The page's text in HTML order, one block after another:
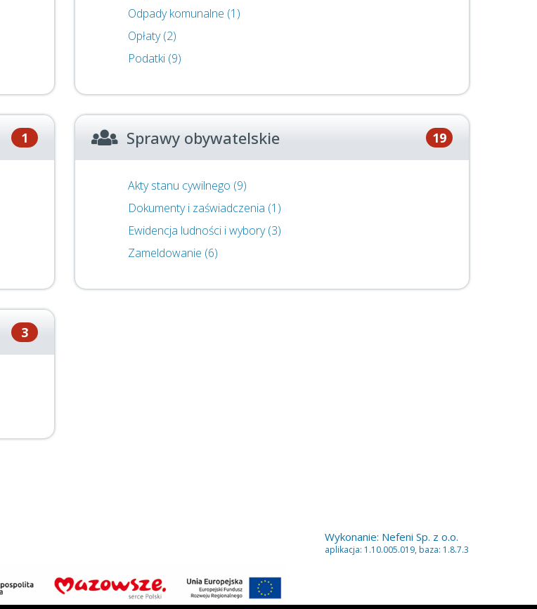
Odpady komunalne (1)
Opłaty (2)
Podatki (9)
1 Sprawy obywatelskie 19
Akty stanu cywilnego (9)
Dokumenty i zaświadczenia (1)
Ewidencja ludności i wybory (3)
Zameldowanie (6)
3
Wykonanie: Nefeni Sp. z o.o.
aplikacja: 1.10.005.019, baza: 1.8.7.3